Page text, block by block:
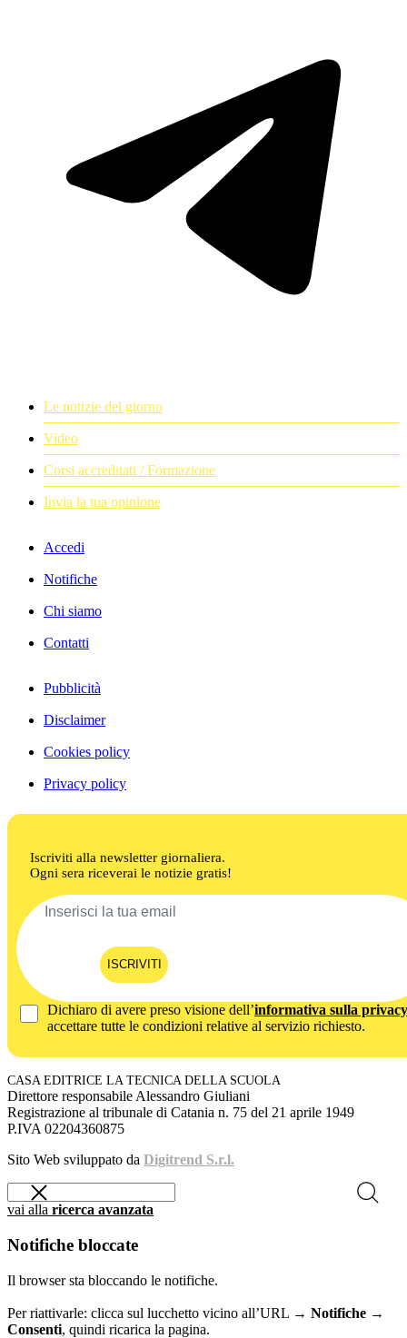
Le notizie del giorno
Video
Corsi accreditati / Formazione
Invia la tua opinione
Accedi
Notifiche
Chi siamo
Contatti
Pubblicità
Disclaimer
Cookies policy
Privacy policy
Iscriviti alla newsletter giornaliera.
Ogni sera riceverai le notizie gratis!
ISCRIVITI
Dichiaro di avere preso visione dell’informativa sulla privacy
accettare tutte le condizioni relative al servizio richiesto.
CASA EDITRICE LA TECNICA DELLA SCUOLA
Direttore responsabile Alessandro Giuliani
Registrazione al tribunale di Catania n. 75 del 21 aprile 1949
P.IVA 02204360875
Sito Web sviluppato da Digitrend S.r.l.
vai alla ricerca avanzata
Notifiche bloccate
Il browser sta bloccando le notifiche.
Per riattivarle: clicca sul lucchetto vicino all’URL → Notifiche →
Consenti, quindi ricarica la pagina.